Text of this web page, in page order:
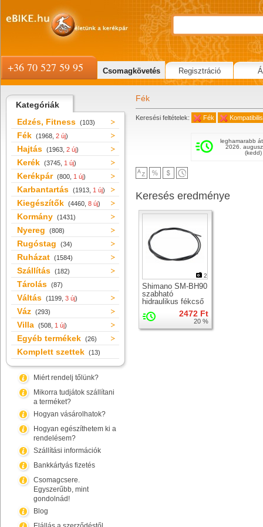
Kategóriák
Edzés, Fitness (103)
Fék (1968, 2 új)
Hajtás (1963, 2 új)
Kerék (3745, 1 új)
Kerékpár (800, 1 új)
Karbantartás (1913, 1 új)
Kiegészítők (4460, 8 új)
Kormány (1431)
Nyereg (808)
Rugóstag (34)
Ruházat (1584)
Szállítás (182)
Tárolás (87)
Váltás (1199, 3 új)
Váz (293)
Villa (508, 1 új)
Egyéb termékek (26)
Komplett szettek (13)
Miért rendelj tőlünk?
Mikorra tudjátok szállítani
a terméket?
Hogyan vásárolhatok?
Hogyan egészíthetem ki a
rendelésem?
Szállítási információk
Bankkártyás fizetés
Csomagcsere.
Egyszerűbb, mint
gondolnád!
Blog
Fék
Keresési feltételek: Fék
leghamarabb
2026.
(kedd)
Keresés eredménye
2
Shimano SM-BH90
szabható
hidraulikus fékcső
2472 Ft
20 %
+36 70 527 59 95 Csomagkövetés Regisztráció